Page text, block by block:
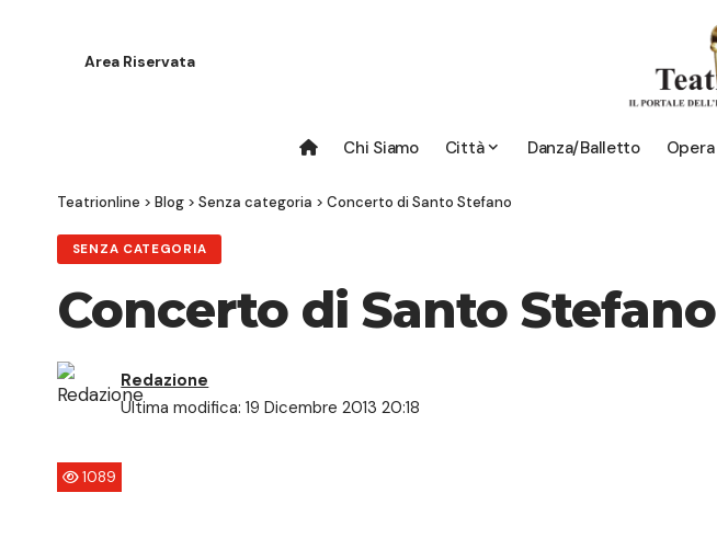
Area Riservata
Chi Siamo Città Danza/Balletto Opera
Teatrionline > Blog > Senza categoria > Concerto di Santo Stefano
SENZA CATEGORIA
Concerto di Santo Stefano
Ultima modifica: 19 Dicembre 2013 20:18
Redazione
1089